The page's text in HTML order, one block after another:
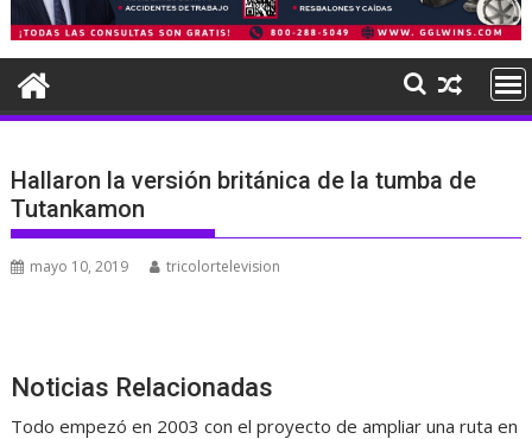
Hallaron la versión británica de la tumba de
Tutankamon
mayo 10, 2019 tricolortelevision
Noticias Relacionadas
Todo empezó en 2003 con el proyecto de ampliar una ruta en